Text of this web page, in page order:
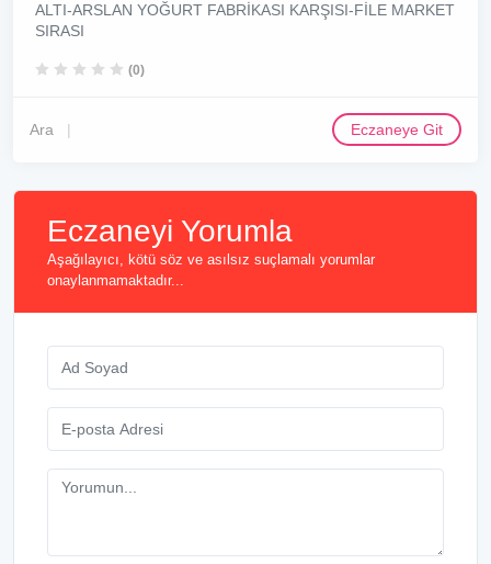
ALTI-ARSLAN YOĞURT FABRİKASI KARŞISI-FİLE MARKET
SIRASI
(0)
Ara Eczaneye Git
Eczaneyi Yorumla
Aşağılayıcı, kötü söz ve asılsız suçlamalı yorumlar
onaylanmamaktadır...